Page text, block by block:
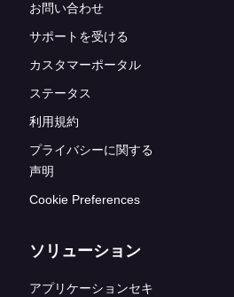
お問い合わせ
サポートを受ける
カスタマーポータル
ステータス
利用規約
プライバシーに関する
声明
Cookie Preferences
ソリューション
アプリケーションセキ